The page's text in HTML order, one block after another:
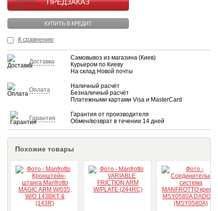
КУПИТЬ
КУПИТЬ В КРЕДИТ
К сравнению
Доставка
Самовывоз из магазина (Киев)
Курьером по Киеву
На склад Новой почты
Оплата
Наличный расчёт
Безналичный расчёт
Платежными картами Visa и MasterCard
Гарантия
Гарантия от производителя
Обмен/возврат в течении 14 дней
Похожие товары